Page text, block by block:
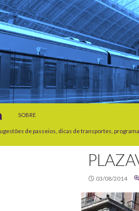
SOBRE
de passeios, dicas de transportes,
03/08/2014